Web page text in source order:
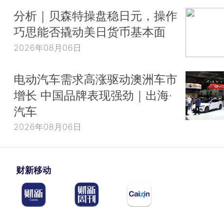
分析｜贝森特操盘稳日元，操作
巧思能否撬动美日货币基本面
2026年08月06日
电动汽车需求高涨驱动澳洲车市
增长 中国品牌表现强劲｜出海·
汽车
2026年08月06日
财新移动